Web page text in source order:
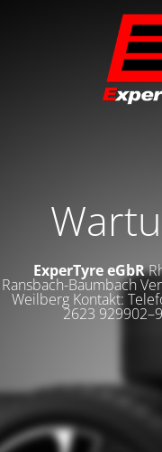
ExperTyre eGbR
Ransbach-Baumbach
Weilberg Kontakt:
2623